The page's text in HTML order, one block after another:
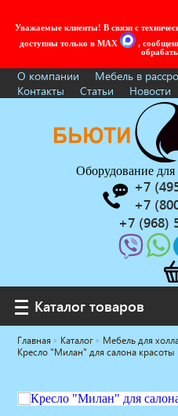
Уважаемые клиенты! В связи с
доступны только в MAX
,
О компании Мебель в
Контакты
Статьи Новости
Оборудование для
+7
+7
+7 (968)
Каталог товаров
Каталог товаров
Услуги под ключ
Оборудование с
Главная Каталог Мебель для
Кресло "Милан" для салона красоты